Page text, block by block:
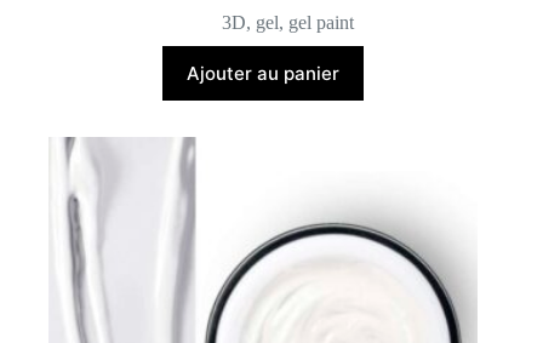
3D, gel, gel paint
Ajouter au panier